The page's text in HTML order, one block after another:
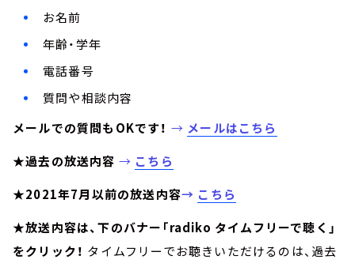
お名前
年齢・学年
電話番号
質問や相談内容
メールでの質問もOKです！ → メールはこちら
★過去の放送内容 → こちら
★2021年7月以前の放送内容→ こちら
★放送内容は、下のバナー「radiko タイムフリーで聴く」
をクリック！ タイムフリーでお聴きいただけるのは、過去